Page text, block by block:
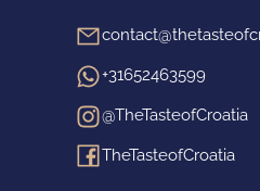
+31652463599
@TheTasteofCroatia
TheTasteofCroatia